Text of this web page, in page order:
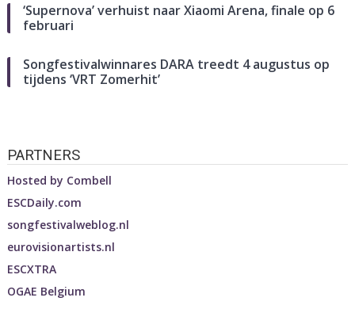
‘Supernova’ verhuist naar Xiaomi Arena, finale op 6
februari
Songfestivalwinnares DARA treedt 4 augustus op
tijdens ‘VRT Zomerhit’
PARTNERS
Hosted by Combell
ESCDaily.com
songfestivalweblog.nl
eurovisionartists.nl
ESCXTRA
OGAE Belgium